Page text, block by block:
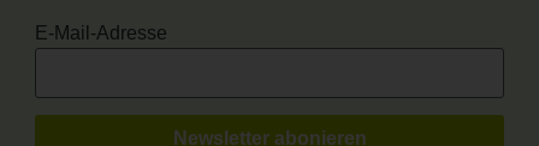
E-Mail-Adresse